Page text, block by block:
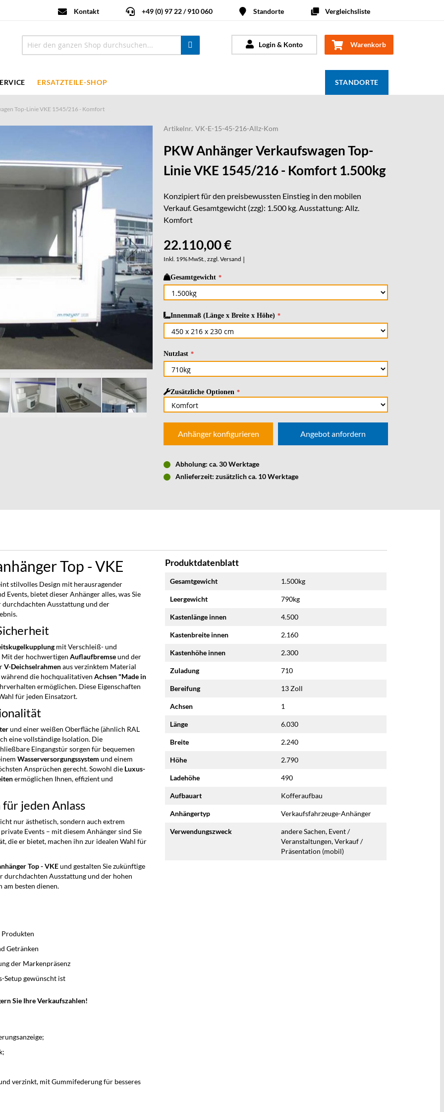
Kontakt +49 (0) 97 22 / 910 060 Standorte Vergleichsliste
Warenkorb
Login & Konto
ERSATZTEILE-SHOP STANDORTE
Top-Linie VKE 1545/216 - Komfort
Artikelnr. VK-E-15-45-216-Allz-Kom
PKW Anhänger Verkaufswagen Top-
Linie VKE 1545/216 - Komfort 1.500kg
Konzipiert für den preisbewussten Einstieg in den mobilen
Verkauf. Gesamtgewicht (zzg): 1.500 kg. Ausstattung: Allz.
Komfort
22.110,00 €
Inkl. 19% MwSt., zzgl.Versand |
Gesamtgewicht
Innenmaß (Länge x Breite x Höhe)
Nutzlast
Zusätzliche Optionen
Anhänger konfigurieren Angebot anfordern
Abholung: ca. 30 Werktage
Anlieferzeit: zusätzlich ca. 10 Werktage
Top - VKE
stilvolles Design mit herausragender
bietet dieser Anhänger alles, was Sie
Ausstattung und der
mit Verschleiß- und
Mit der hochwertigenAuflaufbremseund der
V-Deichselrahmenaus verzinktem Material
die hochqualitativenAchsen "Made in
ermöglichen. Diese Eigenschaften
für jeden Einsatzort.
und einer weißen Oberfläche (ähnlich RAL
eine vollständige Isolation. Die
Eingangstür sorgen für bequemen
Wasserversorgungssystem und einem
Ansprüchen gerecht. Sowohl die Luxus-
ermöglichen Ihnen, effizient und
jeden Anlass
nur ästhetisch, sondern auch extrem
Events – mit diesem Anhänger sind Sie
die er bietet, machen ihn zur idealen Wahl für
Top - VKEund gestalten Sie zukünftige
Ausstattung und der hohen
besten dienen.
Produkten
Getränken
der Markenpräsenz
Setup gewünscht ist
Sie Ihre Verkaufszahlen!
verzinkt, mit Gummifederung für besseres
Produktdatenblatt
Informationen
Gesamtgewicht 1.500kg
Leergewicht 790kg
Kastenlänge innen 4.500
Kastenbreite innen 2.160
Kastenhöhe innen 2.300
Zuladung 710
Bereifung 13 Zoll
Achsen 1
Länge 6.030
Breite 2.240
Höhe 2.790
Ladehöhe 490
Aufbauart Kofferaufbau
Anhängertyp Verkaufsfahrzeuge-Anhänger
Verwendungszweck
andere Sachen, Event /
Veranstaltungen, Verkauf /
Präsentation (mobil)